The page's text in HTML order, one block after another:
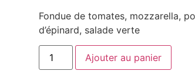
Fondue de tomates, mozzarella,
d’épinard, salade verte
Ajouter au panier